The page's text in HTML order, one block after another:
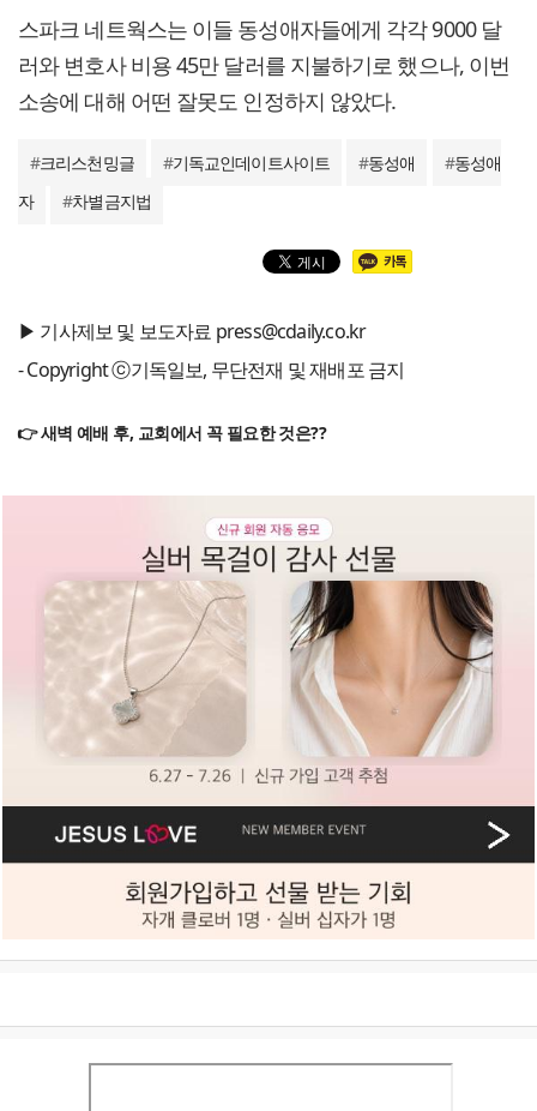
스파크 네트웍스는 이들 동성애자들에게 각각 9000 달
러와 변호사 비용 45만 달러를 지불하기로 했으나, 이번
소송에 대해 어떤 잘못도 인정하지 않았다.
#크리스천밍글 #기독교인데이트사이트 #동성애 #동성애
자
#차별금지법
▶ 기사제보 및 보도자료 press@cdaily.co.kr
- Copyright ⓒ기독일보, 무단전재 및 재배포 금지
👉 새벽 예배 후, 교회에서 꼭 필요한 것은??